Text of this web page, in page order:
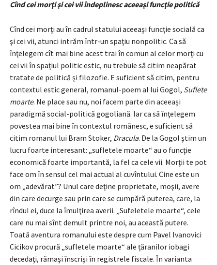
Cînd cei morţi şi cei vii îndeplinesc aceeaşi funcţie politică
Cînd cei morţi au în cadrul statului aceeaşi funcţie socială ca
şi cei vii, atunci intrăm într-un spaţiu nonpolitic. Ca să
înţelegem cît mai bine acest trai în comun al celor morţi cu
cei vii în spaţiul politic estic, nu trebuie să citim neapărat
tratate de politică şi filozofie. E suficient să citim, pentru
contextul estic general, romanul-poem al lui Gogol, Suflete
moarte. Ne place sau nu, noi facem parte din aceeaşi
paradigmă social-politică gogoliană. Iar ca să înţelegem
povestea mai bine în contextul românesc, e suficient să
citim romanul lui Bram Stoker, Dracula. De la Gogol ştim un
lucru foarte interesant: „sufletele moarte“ au o funcţie
economică foarte importantă, la fel ca cele vii. Morţii te pot
face om în sensul cel mai actual al cuvîntului. Cine este un
om „adevărat”? Unul care deţine proprietate, moşii, avere
din care decurge sau prin care se cumpără puterea, care, la
rîndul ei, duce la îmulţirea averii. „Sufeletele moarte“, cele
care nu mai sînt demult printre noi, au această putere.
Toată aventura romanului este despre cum Pavel Ivanovici
Cicikov procură „sufletele moarte“ ale țăranilor iobagi
decedaţi, rămaşi înscrişi în registrele fiscale. În varianta